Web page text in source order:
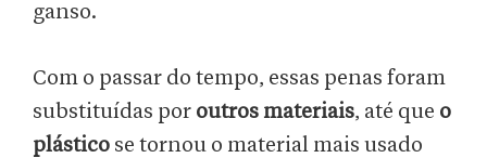
ganso.
Com o passar do tempo, essas penas foram
substituídas por outros materiais, até que o
plástico se tornou o material mais usado